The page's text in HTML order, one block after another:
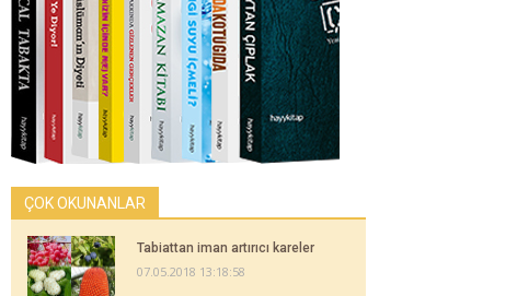
ÇOK OKUNANLAR
Tabiattan iman artırıcı kareler
07.05.2018 13:18:58